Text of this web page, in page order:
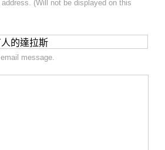
(Will notbe displayed on this
message.